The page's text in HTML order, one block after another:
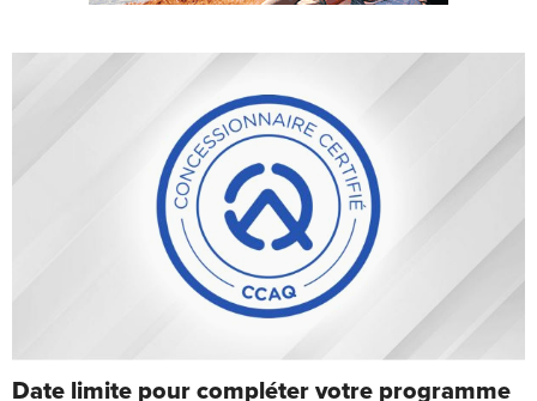
Date limite pour compléter votre programme